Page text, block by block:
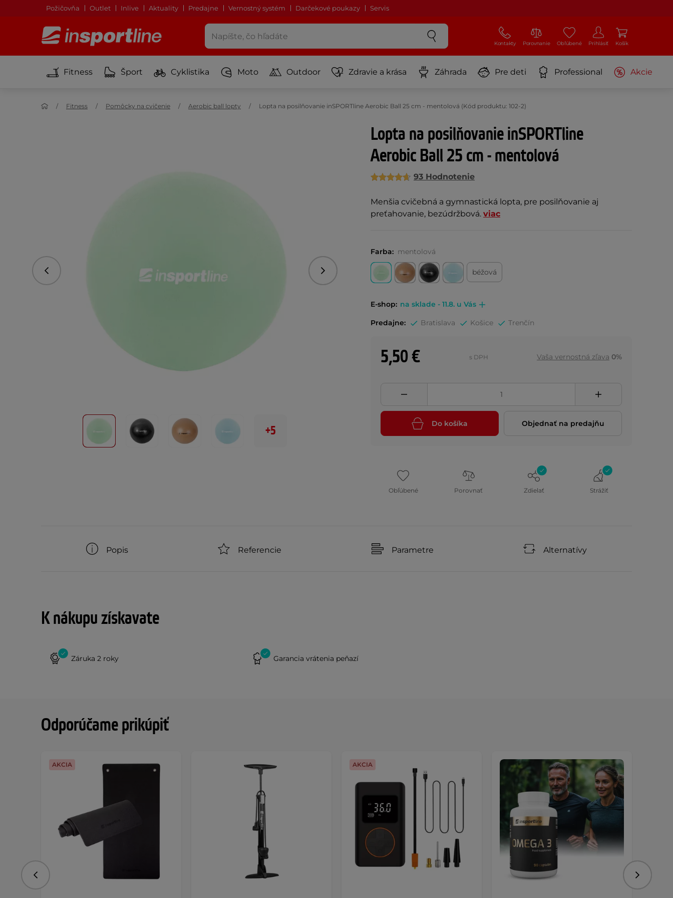
Požičovňa Outlet Inlive Aktuality Predajne Vernostný systém Darčekové poukazy Servis
Kontakty Porovnanie Obľúbené Prihlásiť Košík
Fitness Šport Cyklistika Moto Outdoor Zdravie a krása Záhrada Pre deti Professional Akcie
Fitness Pomôcky na cvičenie Aerobic ball lopty Lopta na posilňovanie inSPORTline Aerobic Ball 25 cm - mentolová (Kód produktu: 102-2)
Lopta na posilňovanie inSPORTline
Aerobic Ball 25 cm - mentolová
93 Hodnotenie
Menšia cvičebná a gymnastická lopta, pre posilňovanie aj
preťahovanie, bezúdržbová. viac
Predchádzajúce Nasledujúce
+5
Farba: mentolová
béžová
E-shop: na sklade - 11.8. u Vás
Predajne: Bratislava Košice Trenčín
5,50 € s DPH Vaša vernostná zľava 0%
Do košíka Objednať na predajňu
Obľúbené Porovnať Zdielať Strážiť
Popis Referencie Parametre Alternatívy
K nákupu získavate
Záruka 2 roky Garancia vrátenia peňazí
Odporúčame prikúpiť
AKCIA AKCIA
Predchádzajúce